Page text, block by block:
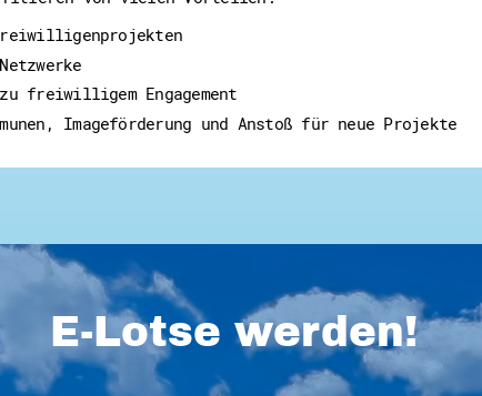
freiwilligem Engagement
Imageförderung und Anstoß für neue Projekte
E-Lotse werden!